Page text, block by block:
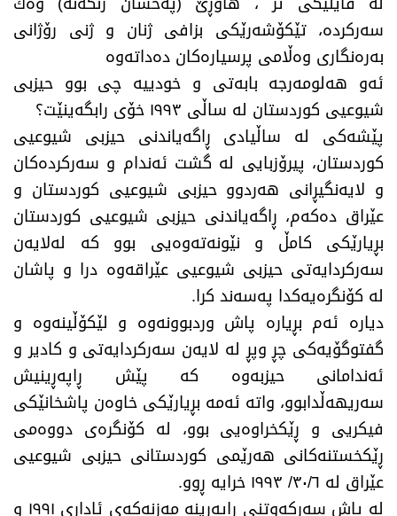
سەركردە، تێكۆشەرێكی بزافی ژنان و ژنی رۆژانی
بەرەنگاری وەڵامی پرسیارەكان دەداتەوە
ئەو هەلومەرجە بابەتی و خودییە چی بوو حیزبی
شیوعیی كوردستان لە ساڵی ١٩٩٣ خۆی رابگەینێت؟
پێشەکی لە ساڵیادی ڕاگەیاندنی حیزبی شیوعیی
کوردستان، پیرۆزبایی لە گشت ئەندام و سەرکردەکان
و لایەنگیڕانی هەردوو حیزبی شیوعیی کوردستان و
عێراق دەکەم، ڕاگەیاندنی حیزبی شیوعیی کوردستان
بڕیارێکی کامڵ و نێونەتەوەیی بوو کە لەلایەن
سەرکردایەتی حیزبی شیوعیی عێراقەوە درا و پاشان
لە کۆنگرەیەکدا پەسەند کرا.
دیارە ئەم بڕیارە پاش وردبوونەوە و لێکۆڵینەوە و
گفتوگۆیەکی چڕ وپڕ لە لایەن سەرکردایەتی و کادیر و
ئەندامانی حیزبەوە کە پێش ڕاپەڕینیش
سەریهەڵدابوو، واتە ئەمە بڕیارێکی خاوەن پاشخانێکی
فیکریی و ڕێکخراوەیی بوو، لە کۆنگرەی دووەمی
ڕێکخستنەکانی هەرێمی کوردستانی حیزبی شیوعیی
عێراق لە ٣٠/٦/ ١٩٩٣ خرایە ڕوو.
لە پاش سەرکەوتنی ڕاپەڕینە مەزنەکەی ئاداری ١٩٩١ و